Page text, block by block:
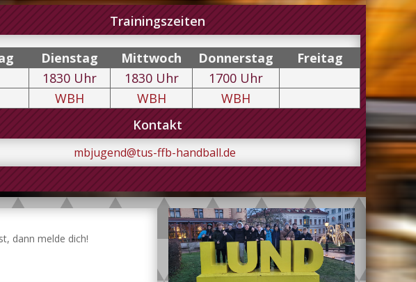
Trainingszeiten
Dienstag Mittwoch Donnerstag Freitag
1830 Uhr 1830Uhr 1700 Uhr
WBH
WBH
WBH
Kontakt
mbjugend@tus-ffb-handball.de
dann melde dich!